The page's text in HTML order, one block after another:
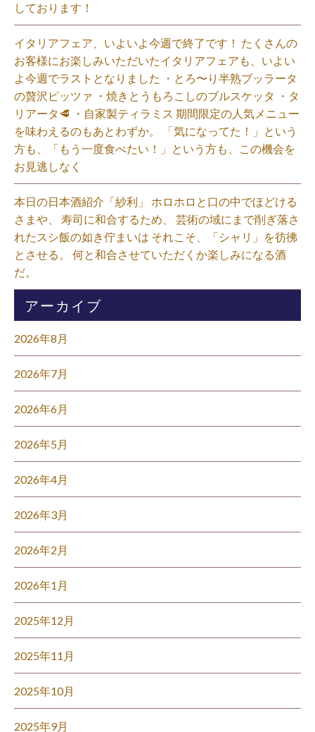
しております！
イタリアフェア、いよいよ今週で終了です！ たくさんの
お客様にお楽しみいただいたイタリアフェアも、いよい
よ今週でラストとなりました ・とろ〜り半熟ブッラータ
の贅沢ピッツァ ・焼きとうもろこしのブルスケッタ ・タ
リアータ🥩 ・自家製ティラミス 期間限定の人気メニュー
を味わえるのもあとわずか。 「気になってた！」という
方も、「もう一度食べたい！」という方も、この機会を
お見逃しなく⁡
本日の日本酒紹介「紗利」 ホロホロと口の中でほどける
さまや、 寿司に和合するため、 芸術の域にまで削ぎ落さ
れたスシ飯の如き佇まいは それこそ、「シャリ」を彷彿
とさせる。 何と和合させていただくか楽しみになる酒
だ。⁡
アーカイブ
2026年8月
2026年7月
2026年6月
2026年5月
2026年4月
2026年3月
2026年2月
2026年1月
2025年12月
2025年11月
2025年10月
2025年9月